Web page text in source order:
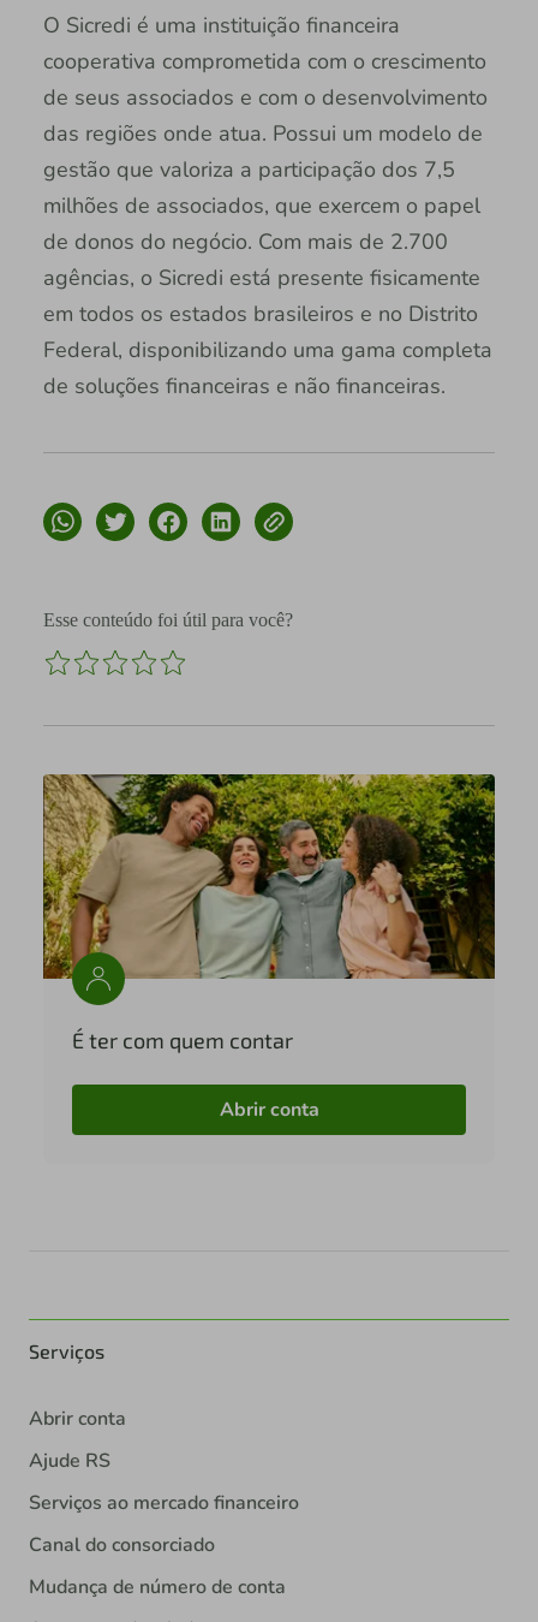
O Sicredi é uma instituição financeira
cooperativa comprometida com o crescimento
de seus associados e com o desenvolvimento
das regiões onde atua. Possui um modelo de
gestão que valoriza a participação dos 7,5
milhões de associados, que exercem o papel
de donos do negócio. Com mais de 2.700
agências, o Sicredi está presente fisicamente
em todos os estados brasileiros e no Distrito
Federal, disponibilizando uma gama completa
de soluções financeiras e não financeiras.
Esse conteúdo foi útil para você?
É ter com quem contar
Abrir conta
Serviços
Abrir conta
Ajude RS
Serviços ao mercado financeiro
Canal do consorciado
Mudança de número de conta